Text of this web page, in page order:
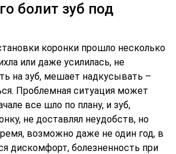
болит зуб под
коронки прошло несколько
или даже усилилась, не
на зуб, мешает надкусывать –
Проблемная ситуация может
все шло по плану, и зуб,
не доставлял неудобств, но
возможно даже не один год, в
дискомфорт, болезненность при